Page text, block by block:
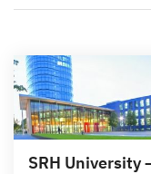
SRH University